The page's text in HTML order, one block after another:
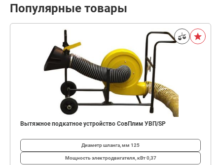
Популярные товары
Вытяжное подкатное устройство СовПлим УВП/SP
Диаметр шланга, мм 125
Мощность электродвигателя, кВт0,37